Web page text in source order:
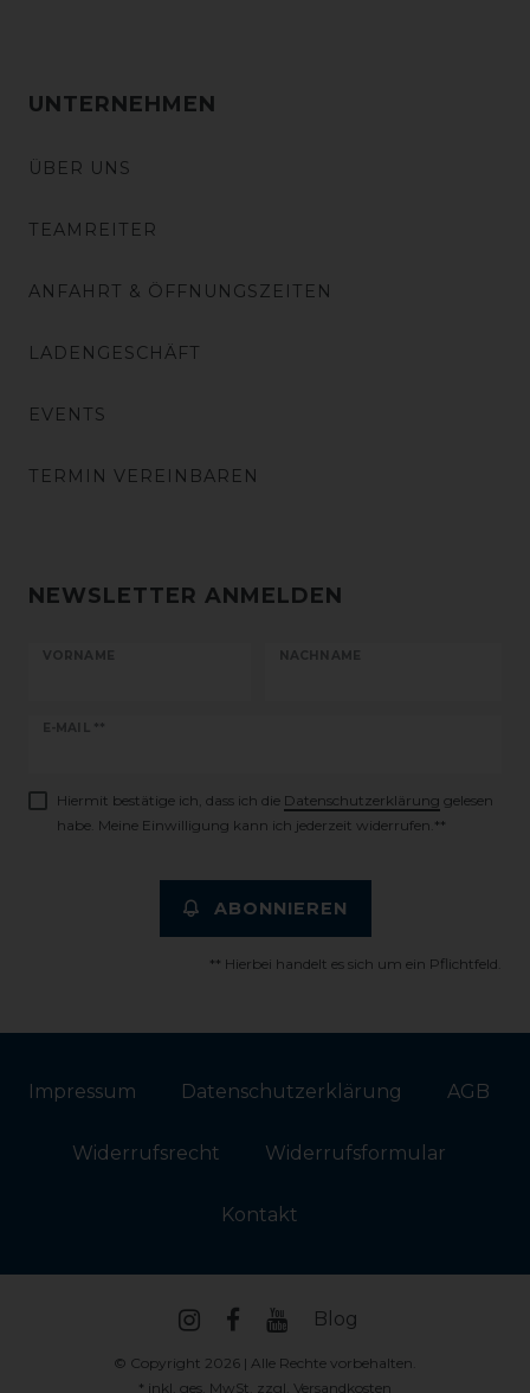
UNTERNEHMEN
ÜBER UNS
TEAMREITER
ANFAHRT & ÖFFNUNGSZEITEN
LADENGESCHÄFT
EVENTS
TERMIN VEREINBAREN
NEWSLETTER ANMELDEN
VORNAME NACHNAME
E-MAIL **
Newsletter
Hiermit bestätige ich, dass ich die Daten­schutz­erklärung gelesen
habe. Meine Einwilligung kann ich jederzeit widerrufen.**
ABONNIEREN
** Hierbei handelt es sich um ein Pflichtfeld.
Impressum Daten­schutz­erklärung AGB
Widerrufs­recht Widerrufs­formular
Kontakt
Blog
© Copyright 2026 | Alle Rechte vorbehalten.
* inkl. ges. MwSt. zzgl. Versandkosten